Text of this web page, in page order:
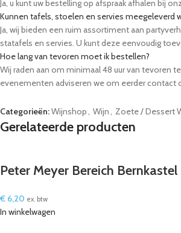
Ja, u kunt uw bestelling op afspraak afhalen bij
Kunnen tafels, stoelen en servies meegeleverd
Ja, wij bieden een ruim assortiment aan
statafels en servies. U kunt deze eenvoudig
Hoe lang van tevoren moet ik bestellen?
Wij raden aan om minimaal 48 uur van tevoren
evenementen adviseren we om eerder contact
Categorieën:Wijnshop, Wijn, Zoete / Dessert
Gerelateerde producten
Peter Meyer Bereich Bernkastel
€ 6,20 ex. btw
In winkelwagen